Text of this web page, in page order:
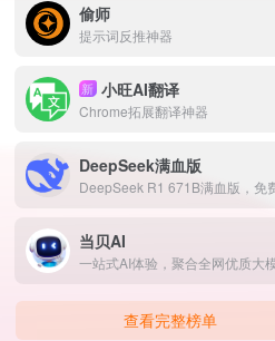
偷师
提示词反推神器
新 小旺AI翻译
Chrome拓展翻译神器
DeepSeek满血版
当贝AI
一站式AI体验，聚合全网优质大
查看完整榜单